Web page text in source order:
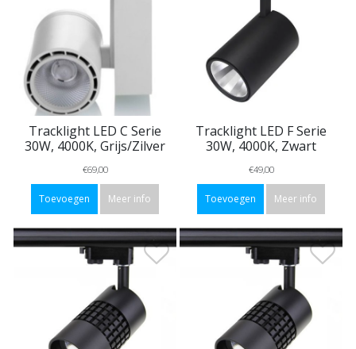
Tracklight LED C Serie
30W, 4000K, Grijs/Zilver
€69,00
Toevoegen Meer info
Tracklight LED F Serie
30W, 4000K, Zwart
€49,00
Toevoegen Meer info